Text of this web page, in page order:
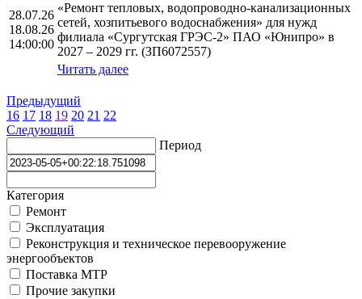
28.07.26
18.08.26
14:00:00
«Ремонт тепловых, водопроводно-канализационных
сетей, хозпитьевого водоснабжения» для нужд
филиала «Сургутская ГРЭС-2» ПАО «Юнипро» в
2027 – 2029 гг. (ЗП6072557)
Читать далее
Предыдущий
16 17 18 19 20 21 22
Следующий
Период
Категория
Ремонт
Эксплуатация
Реконструкция и техническое перевооружение
энергообъектов
Поставка МТР
Прочие закупки